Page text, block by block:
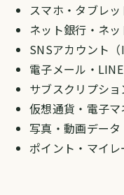
スマホ・タブレ
ネット銀行・ネ
SNSアカウント
電子メール・
サブスクリプシ
仮想通貨・電子マ
写真・動画データ
ポイント・マイレ